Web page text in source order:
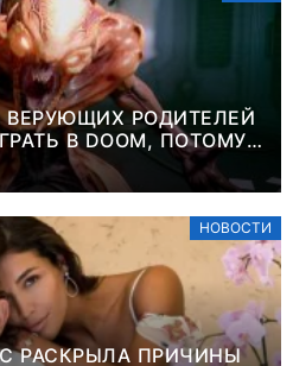
ВЕРУЮЩИХ РОДИТЕЛЕЙ
В DOOM, ПОТОМУ
ИГРА ПРО
НОВОСТИ
РАСКРЫЛА ПРИЧИНЫ